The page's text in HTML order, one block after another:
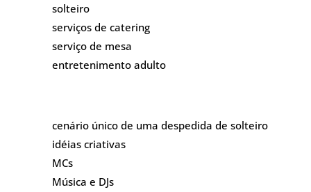
solteiro
serviços de catering
serviço de mesa
entretenimento adulto
cenário único de uma despedida de solteiro
idéias criativas
MCs
Música e DJs